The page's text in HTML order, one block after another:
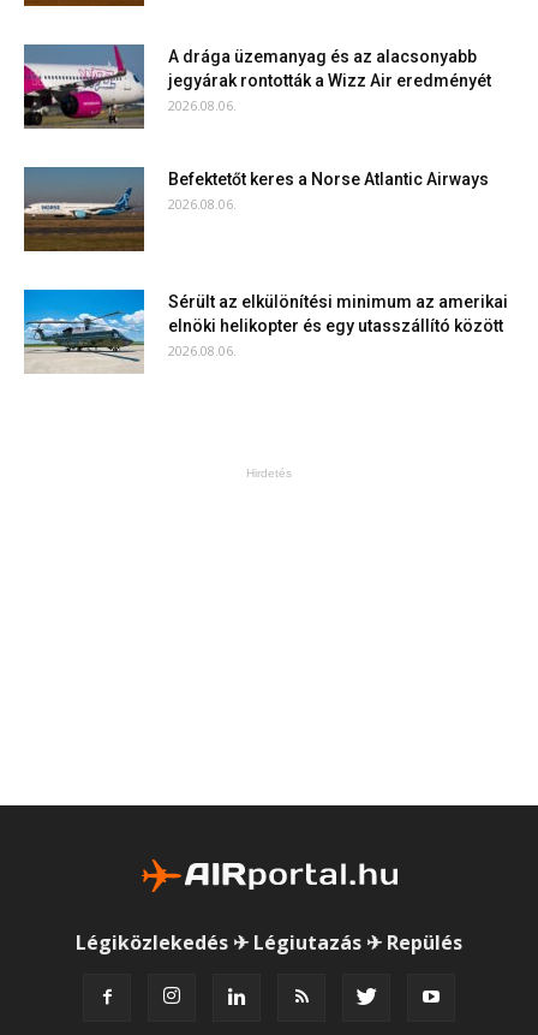
A drága üzemanyag és az alacsonyabb
jegyárak rontották a Wizz Air eredményét
2026.08.06.
Befektetőt keres a Norse Atlantic Airways
2026.08.06.
Sérült az elkülönítési minimum az amerikai
elnöki helikopter és egy utasszállító között
2026.08.06.
Hirdetés
Légiközlekedés ✈ Légiutazás ✈ Repülés